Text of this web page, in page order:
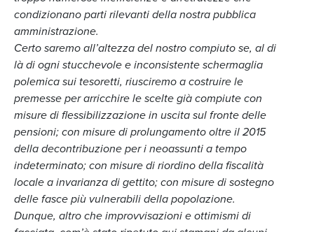
condizionano parti rilevanti della nostra pubblica
amministrazione.
Certo saremo all’altezza del nostro compiuto se, al di
là di ogni stucchevole e inconsistente schermaglia
polemica sui tesoretti, riusciremo a costruire le
premesse per arricchire le scelte già compiute con
misure di flessibilizzazione in uscita sul fronte delle
pensioni; con misure di prolungamento oltre il 2015
della decontribuzione per i neoassunti a tempo
indeterminato; con misure di riordino della fiscalità
locale a invarianza di gettito; con misure di sostegno
delle fasce più vulnerabili della popolazione.
Dunque, altro che improvvisazioni e ottimismi di